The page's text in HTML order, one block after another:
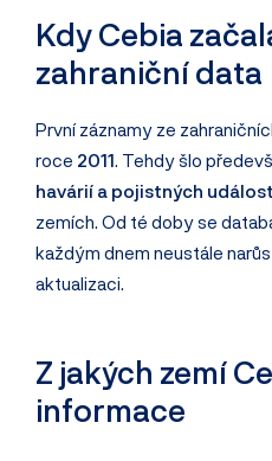
Kdy Cebia
zahraniční data
První záznamy ze
roce 2011. Tehdy šlo
havárií a pojistných
zemích. Od té doby se
každým dnem neustále
aktualizaci.
Z jakých zemí
informace